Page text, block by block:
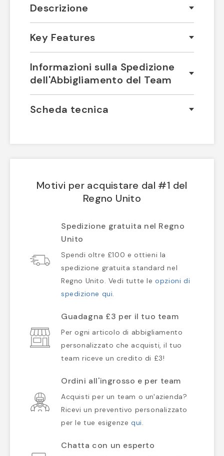
Descrizione
Key Features
Informazioni sulla Spedizione
dell'Abbigliamento del Team
Scheda tecnica
Motivi per acquistare dal #1 del
Regno Unito
Spedizione gratuita nel Regno
Unito
Spendi oltre £100 e ottieni la
spedizione gratuita standard nel
Regno Unito. Vedi tutte leopzioni di
spedizione qui.
Guadagna £3 per il tuo team
Per ogni articolo di abbigliamento
personalizzato che acquisti, il tuo
team riceve un credito di £3!
Ordini all'ingrosso e per team
Acquisti per un team o un'azienda?
Ricevi un preventivo personalizzato
per le tue esigenze qui.
Chatta con un esperto